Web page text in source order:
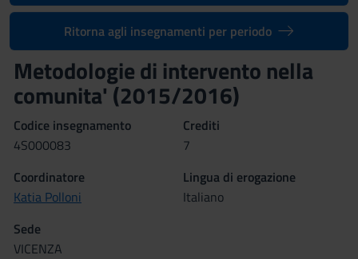
Ritorna agli insegnamenti per periodo
Metodologie di intervento nella
comunita' (2015/2016)
Codice insegnamento
4S000083
Crediti
7
Coordinatore
Katia Polloni
Lingua di erogazione
Italiano
Sede
VICENZA